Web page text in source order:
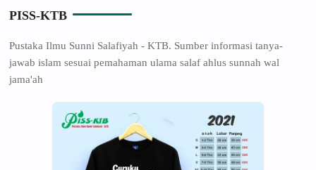
PISS-KTB
Pustaka Ilmu Sunni Salafiyah - KTB. Sumber informasi tanya-
jawab islam sesuai pemahaman ulama salaf ahlus sunnah wal
jama'ah